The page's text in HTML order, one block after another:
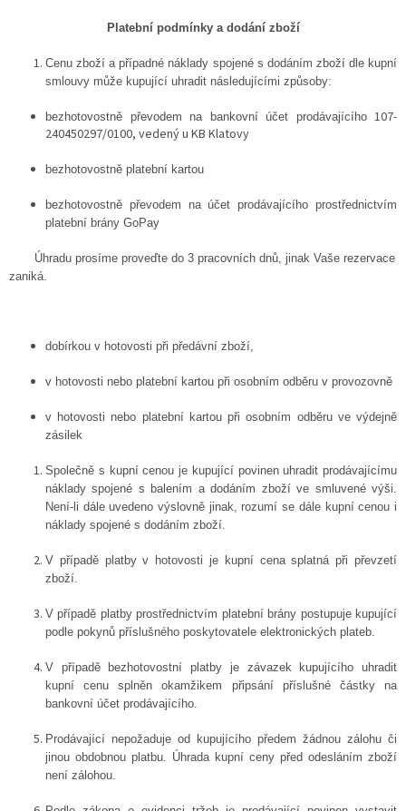
Platební podmínky a dodání zboží
Cenu zboží a případné náklady spojené s dodáním zboží dle kupní
smlouvy může kupující uhradit následujícími způsoby:
bezhotovostně převodem na bankovní účet prodávajícího 107-
240450297/0100, vedený u KB Klatovy
bezhotovostně platební kartou
bezhotovostně převodem na účet prodávajícího prostřednictvím
platební brány GoPay
Úhradu prosíme proveďte do 3 pracovních dnů, jinak Vaše rezervace
zaniká.
dobírkou v hotovosti při předávní zboží,
v hotovosti nebo platební kartou při osobním odběru v provozovně
v hotovosti nebo platební kartou při osobním odběru ve výdejně
zásilek
Společně s kupní cenou je kupující povinen uhradit prodávajícímu
náklady spojené s balením a dodáním zboží ve smluvené výši.
Není-li dále uvedeno výslovně jinak, rozumí se dále kupní cenou i
náklady spojené s dodáním zboží.
V případě platby v hotovosti je kupní cena splatná při převzetí
zboží.
V případě platby prostřednictvím platební brány postupuje kupující
podle pokynů příslušného poskytovatele elektronických plateb.
V případě bezhotovostní platby je závazek kupujícího uhradit
kupní cenu splněn okamžikem připsání příslušné částky na
bankovní účet prodávajícího.
Prodávající nepožaduje od kupujícího předem žádnou zálohu či
jinou obdobnou platbu. Úhrada kupní ceny před odesláním zboží
není zálohou.